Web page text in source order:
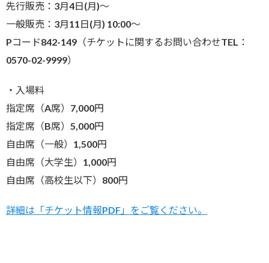
先行販売：3月4日(月)〜
一般販売：3月11日(月) 10:00〜
Pコード842-149（チケットに関するお問い合わせTEL：
0570-02-9999）
・入場料
指定席（A席）7,000円
指定席（B席）5,000円
自由席（一般）1,500円
自由席（大学生）1,000円
自由席（高校生以下）800円
詳細は「チケット情報PDF」をご覧ください。